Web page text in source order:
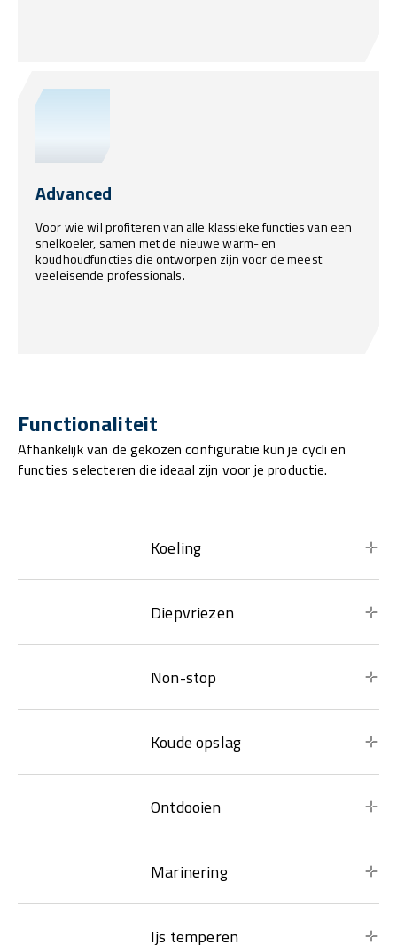
Advanced
Voor wie wil profiteren van alle klassieke functies van een
snelkoeler, samen met de nieuwe warm- en
koudhoudfuncties die ontworpen zijn voor de meest
veeleisende professionals.
Functionaliteit
Afhankelijk van de gekozen configuratie kun je cycli en
functies selecteren die ideaal zijn voor je productie.
Koeling
Diepvriezen
Non-stop
Koude opslag
Ontdooien
Marinering
Ijs temperen